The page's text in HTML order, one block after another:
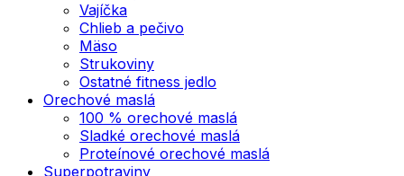
Vajíčka
Chlieb a pečivo
Mäso
Strukoviny
Ostatné fitness jedlo
Orechové maslá
100 % orechové maslá
Sladké orechové maslá
Proteínové orechové maslá
Superpotraviny